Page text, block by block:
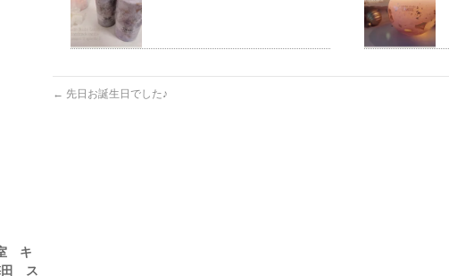
← 先日お誕生日でした♪
キ
田 ス